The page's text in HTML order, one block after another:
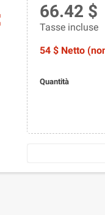
66.42 $
Tasse incluse
54 $ Netto
Quantità